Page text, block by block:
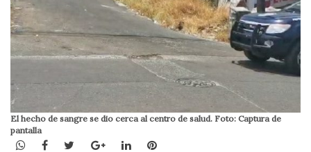
El hecho de sangre se dio cerca al centro de salud. Foto: Captura de
pantalla
WhatsApp
Facebook
TwitterGoogle+LinkedInPinterest